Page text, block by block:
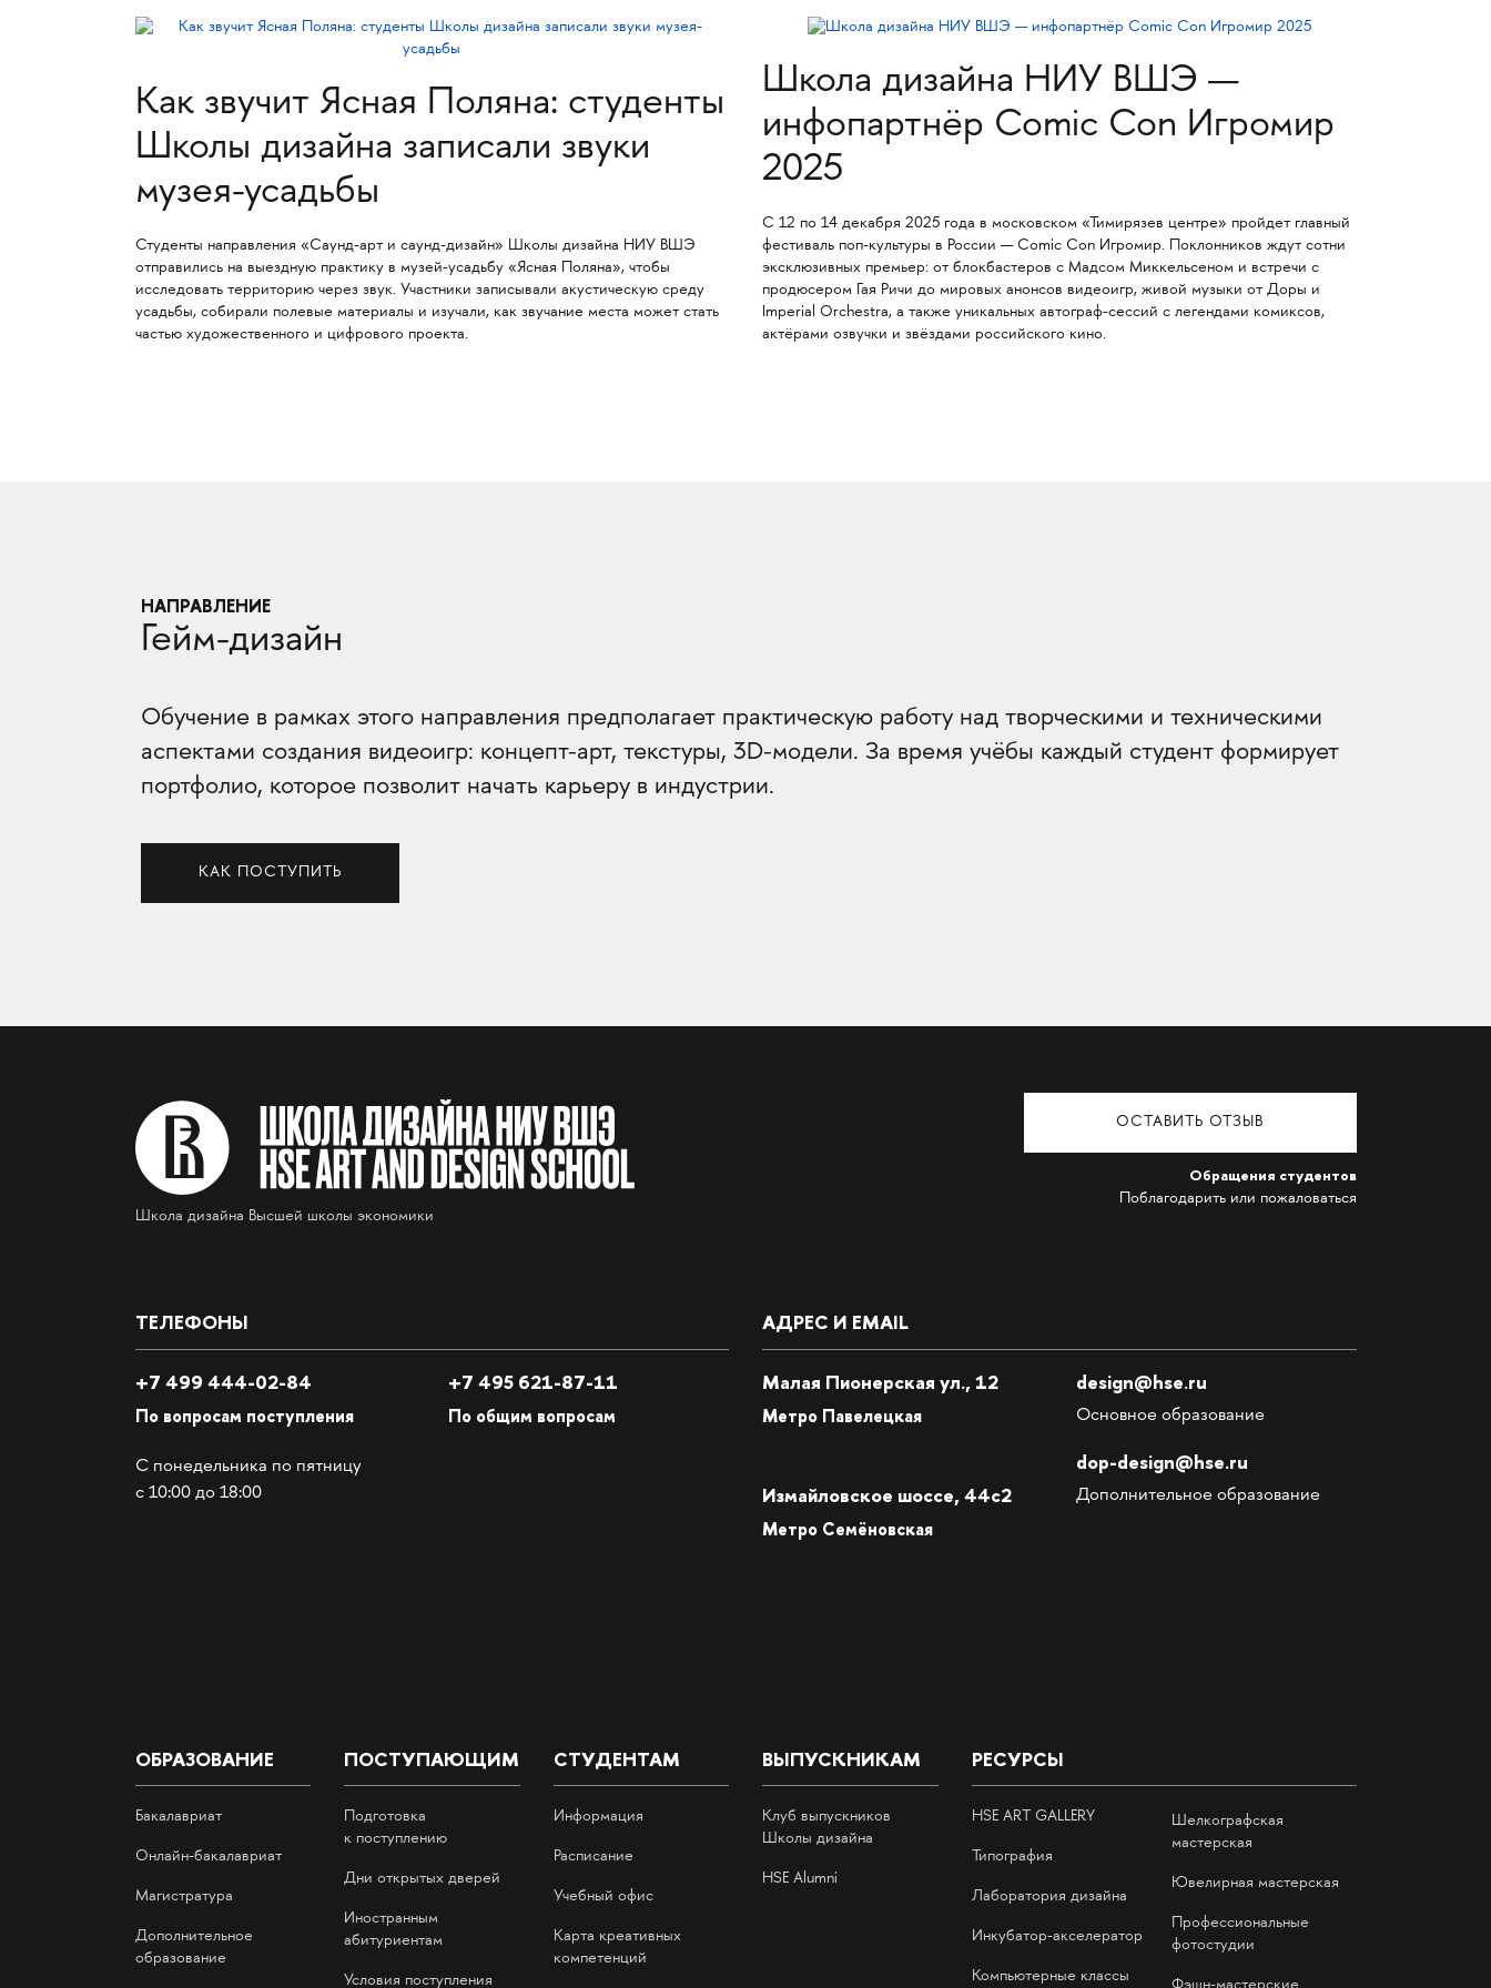
Как звучит Ясная Поляна: студенты
Школы дизайна записали звуки
музея-усадьбы
Студенты направления «Саунд-арт и саунд-дизайн» Школы дизайна НИУ ВШЭ
отправились на выездную практику в музей-усадьбу «Ясная Поляна», чтобы
исследовать территорию через звук. Участники записывали акустическую среду
усадьбы, собирали полевые материалы и изучали, как звучание места может стать
частью художественного и цифрового проекта.
Школа дизайна НИУ ВШЭ —
инфопартнёр Comic Con Игромир
2025
С 12 по 14 декабря 2025 года в московском «Тимирязев центре» пройдет главный
фестиваль поп-культуры в России — Comic Con Игромир. Поклонников ждут сотни
эксклюзивных премьер: от блокбастеров с Мадсом Миккельсеном и встречи с
продюсером Гая Ричи до мировых анонсов видеоигр, живой музыки от Доры и
Imperial Orchestra, а также уникальных автограф-сессий с легендами комиксов,
актёрами озвучки и звёздами российского кино.
НАПРАВЛЕНИЕ
Гейм-дизайн
Обучение в рамках этого направления предполагает практическую работу над творческими и техническими
аспектами создания видеоигр: концепт-арт, текстуры, 3D-модели. За время учёбы каждый студент формирует
портфолио, которое позволит начать карьеру в индустрии.
КАК ПОСТУПИТЬ
Школа дизайна Высшей школы экономики
ОСТАВИТЬ ОТЗЫВ
Обращения студентов
Поблагодарить или пожаловаться
ТЕЛЕФОНЫ
+7 499 444-02-84
По вопросам поступления
С понедельника по пятницу
с 10:00 до 18:00
+7 495 621-87-11
По общим вопросам
АДРЕС И EMAIL
Малая Пионерская ул., 12
Метро Павелецкая
Измайловское шоссе, 44с2
Метро Семёновская
design@hse.ru
Основное образование
dop-design@hse.ru
Дополнительное образование
ОБРАЗОВАНИЕ
Бакалавриат
Онлайн-бакалавриат
Магистратура
Дополнительное
образование
ПОСТУПАЮЩИМ
Подготовка
к поступлению
Дни открытых дверей
Иностранным
абитуриентам
Условия поступления
СТУДЕНТАМ
Информация
Расписание
Учебный офис
Карта креативных
компетенций
ВЫПУСКНИКАМ
Клуб выпускников
Школы дизайна
HSE Alumni
РЕСУРСЫ
HSE ART GALLERY
Типография
Лаборатория дизайна
Инкубатор-акселератор
Компьютерные классы
Шелкографская
мастерская
Ювелирная мастерская
Профессиональные
фотостудии